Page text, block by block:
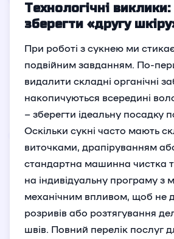
Технологічні виклики:
зберегти «другу
При роботі з сукнею ми
подвійним завданням. По-
видалити складні органічні
накопичуються всередині
– зберегти ідеальну посадку
Оскільки сукні часто мають
виточками, драпіруванням
стандартна машинна чистка
на індивідуальну програму з
механічним впливом, щоб не
розривів або розтягування
швів. Повний перелік послуг